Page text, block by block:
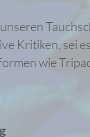
Kritiken, sei
wie